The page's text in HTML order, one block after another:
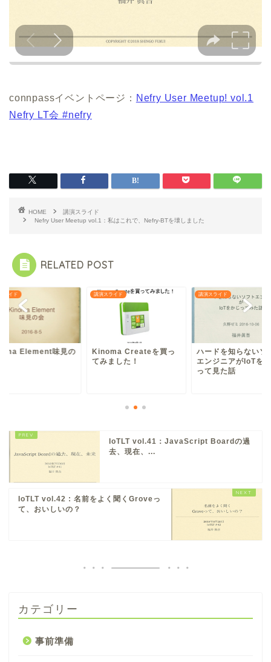
connpassイベントページ： Nefry User Meetup! vol.1
Nefry LT会 #nefry
HOME
講演スライド
Nefry User Meetup vol.1：私はこれで、Nefry-BTを壊しました
RELATED POST
ライド
Element味見の
講演スライド
Kinoma Createを買っ
てみました！
講演スライド
ハードを知らないソ
エンジニアがIoTを
って見た話
IoTLT vol.41：JavaScript Boardの過
去、現在、...
IoTLT vol.42 : 名前をよく聞くGroveっ
て、おいしいの？
カテゴリー
事前準備